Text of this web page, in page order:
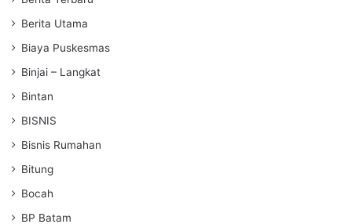
Berita Utama
Biaya Puskesmas
Binjai – Langkat
Bintan
BISNIS
Bisnis Rumahan
Bitung
Bocah
BP Batam